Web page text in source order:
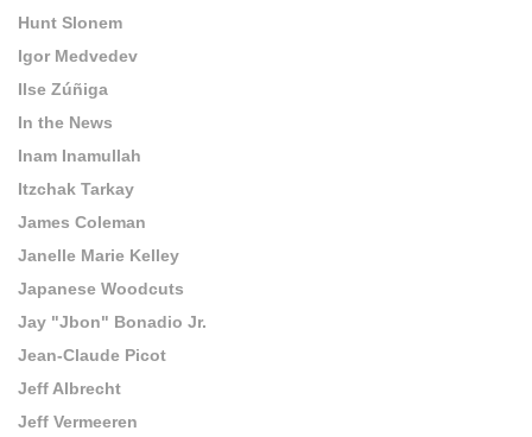
Hunt Slonem
Igor Medvedev
Ilse Zúñiga
In the News
Inam Inamullah
Itzchak Tarkay
James Coleman
Janelle Marie Kelley
Japanese Woodcuts
Jay "Jbon" Bonadio Jr.
Jean-Claude Picot
Jeff Albrecht
Jeff Vermeeren